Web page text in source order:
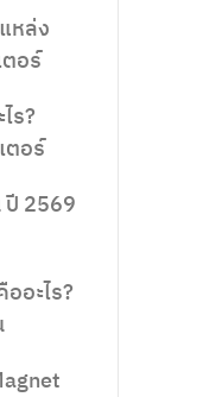
หล่ง
ตอร์
ร?
ตอร์
ปี 2569
อะไร?